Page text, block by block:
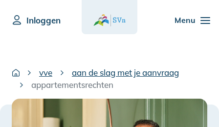
Menu
Inloggen
vve
aan de slag met je aanvraag
appartementsrechten